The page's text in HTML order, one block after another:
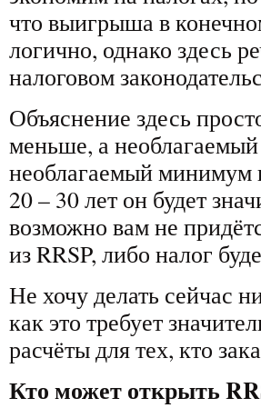
что выигрыша в
логично, однако здесь
налоговом
Объяснение здесь
меньше, а
необлагаемый минимум
20 – 30 лет он будет
возможно вам не
из RRSP, либо налог
Не хочу делать сейчас
как это требует
расчёты для тех, кто
Кто может открыть